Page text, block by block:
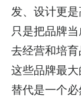
发、设计更
只是把品牌
去经营和培
这些品牌最
替代是一个必